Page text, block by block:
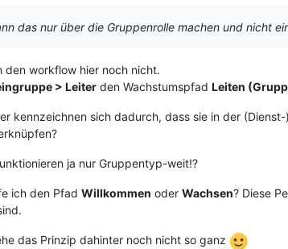
das nur über die Gruppenrolle machen und nicht
den workflow hier noch nicht.
> Leiter den Wachstumspfad Leiten
kennzeichnen sich dadurch, dass sie in der
ja nur Gruppentyp-weit!?
ich den Pfad Willkommen oder Wachsen? Diese
das Prinzip dahinter noch nicht so ganz